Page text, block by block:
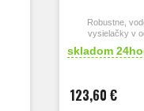
Robustne,
vysielačky v
kanalmi s
skladom
123,60 €